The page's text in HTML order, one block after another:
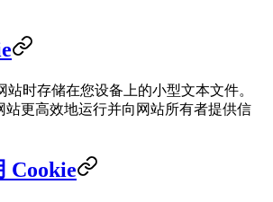
站时存储在您设备上的小型文本文件。
站更高效地运行并向网站所有者提供信
Cookie